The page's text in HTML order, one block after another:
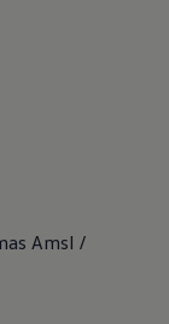
Amsl /